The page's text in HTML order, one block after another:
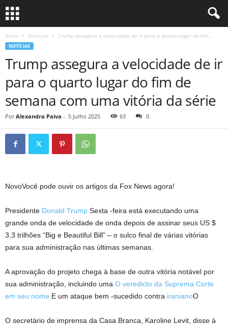
Início Notícias Trump assegura a velocidade de ir para o quarto lugar do fim...
NOTÍCIAS
Trump assegura a velocidade de ir
para o quarto lugar do fim de
semana com uma vitória da série
Por Alexandra Paiva - 5 Julho 2025 63 0
NovoVocê pode ouvir os artigos da Fox News agora!
Presidente Donald Trump Sexta -feira está executando uma
grande onda de velocidade de onda depois de assinar seus US $
3,3 trilhões “Big e Beautiful Bill” – o sulco final de várias vitórias
para sua administração nas últimas semanas.
A aprovação do projeto chega à base de outra vitória notável por
sua administração, incluindo uma O veredicto da Suprema Corte
em seu nome E um ataque bem -sucedido contra iranianoO
O secretário de imprensa da Casa Branca, Karoline Levit, disse à